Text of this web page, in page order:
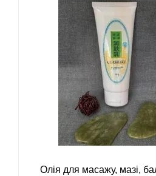
Олія для масажу, мазі,